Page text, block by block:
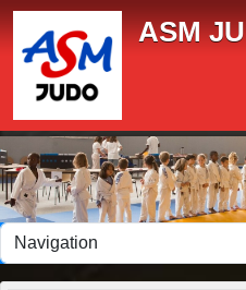
ASM
Panneau de gestion des cookies